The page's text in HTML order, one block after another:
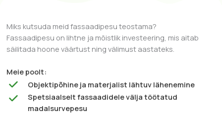
Miks kutsuda meid fassaadipesu teostama?
Fassaadipesu on lihtne ja mõistlik investeering, mis aitab
säilitada hoone väärtust ning välimust aastateks.
Meie poolt:
Objektipõhine ja materjalist lähtuv lähenemine
Spetsiaalselt fassaadidele välja töötatud
madalsurvepesu